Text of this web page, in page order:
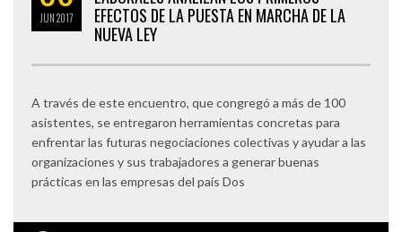
JUN2017
EFECTOS DE LA PUESTA EN MARCHA DE LA
NUEVA LEY
A través de este encuentro, que congregó a más de 100
asistentes, se entregaron herramientas concretas para
enfrentar las futuras negociaciones colectivas y ayudar a las
organizaciones y sus trabajadores a generar buenas
prácticas en las empresas del país Dos